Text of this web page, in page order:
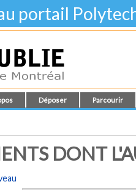
portail
Déposer Parcourir
DONT